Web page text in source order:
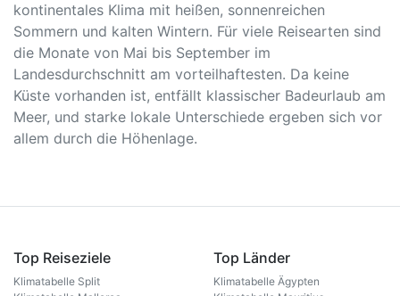
kontinentales Klima mit heißen, sonnenreichen
Sommern und kalten Wintern. Für viele Reisearten sind
die Monate von Mai bis September im
Landesdurchschnitt am vorteilhaftesten. Da keine
Küste vorhanden ist, entfällt klassischer Badeurlaub am
Meer, und starke lokale Unterschiede ergeben sich vor
allem durch die Höhenlage.
Top Reiseziele
Klimatabelle Split
Top Länder
Klimatabelle Ägypten